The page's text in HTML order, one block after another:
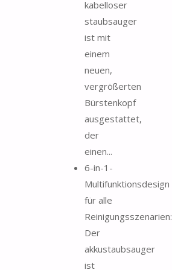
kabelloser
staubsauger
ist mit
einem
neuen,
vergrößerten
Bürstenkopf
ausgestattet,
der
einen...
6-in-1-
Multifunktionsdesign
für alle
Reinigungsszenarien:
Der
akkustaubsauger
ist